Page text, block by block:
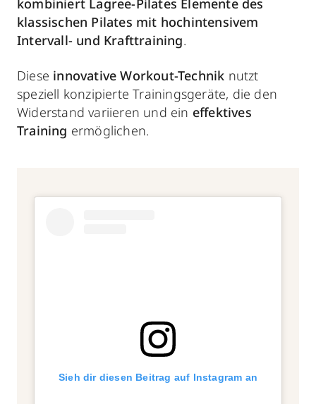
kombiniert Lagree-Pilates Elemente des
klassischen Pilates mit hochintensivem
Intervall- und Krafttraining.
Diese innovative Workout-Technik nutzt
speziell konzipierte Trainingsgeräte, die den
Widerstand variieren und ein effektives
Training ermöglichen.
Sieh dir diesen Beitrag auf Instagram an